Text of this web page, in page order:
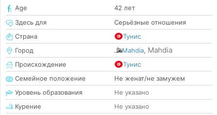
Age
42 лет
Здесь для
Серьёзные отношения
Страна
Тунис
Город
Mahdia, Mahdia
Происхождение
Тунис
Семейное положение
Не женат/не замужем
Уровень образования
Не указано
Курение
Не указано